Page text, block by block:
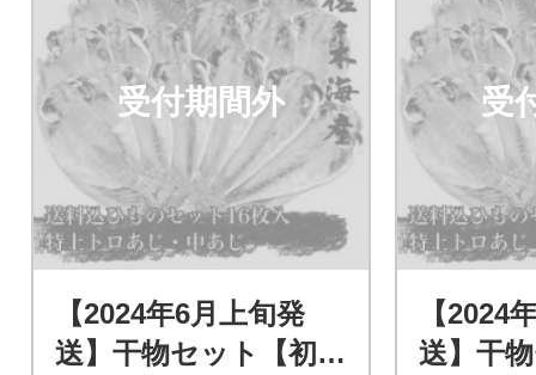
受付期間外
【2024年6月上旬発
送】干物セット【初島
受
【2024
送】干